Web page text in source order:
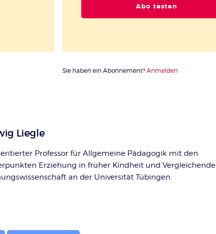
Abo testen
Sie haben ein Abonnement? Anmelden
Liegle
Professor für Allgemeine Pädagogik mit den
Erziehung in früher Kindheit und Vergleichende
an der Universität Tübingen.